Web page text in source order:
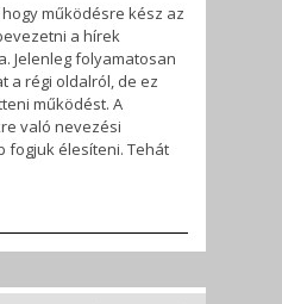
működésre kész az
a hírek
Jelenleg folyamatosan
a régi oldalról, de ez
működést. A
való nevezési
fogjuk élesíteni. Tehát